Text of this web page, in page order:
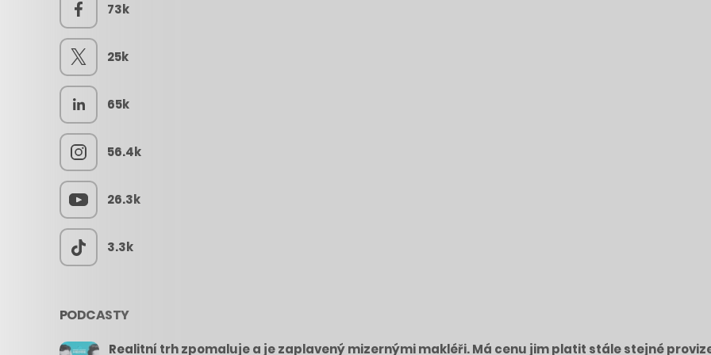
73k
25k
65k
56.4k
26.3k
3.3k
PODCASTY
Realitní trh zpomaluje a je zaplavený mizernými makléři. Má cenu jim platit stále stejné